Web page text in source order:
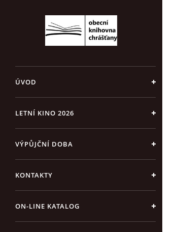
ÚVOD
LETNÍ KINO 2026
VÝPŮJČNÍ DOBA
KONTAKTY
ON-LINE KATALOG